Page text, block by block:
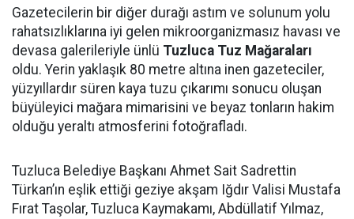
Gazetecilerin bir diğer durağı astım ve solunum yolu
rahatsızlıklarına iyi gelen mikroorganizmasız havası ve
devasa galerileriyle ünlü Tuzluca Tuz Mağaraları
oldu. Yerin yaklaşık 80 metre altına inen gazeteciler,
yüzyıllardır süren kaya tuzu çıkarımı sonucu oluşan
büyüleyici mağara mimarisini ve beyaz tonların hakim
olduğu yeraltı atmosferini fotoğrafladı.
Tuzluca Belediye Başkanı Ahmet Sait Sadrettin
Türkan’ın eşlik ettiği geziye akşam Iğdır Valisi Mustafa
Fırat Taşolar, Tuzluca Kaymakamı, Abdüllatif Yılmaz,